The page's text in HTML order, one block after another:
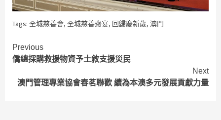
Tags: 全城慈善會, 全城慈善齋宴, 回歸慶新歲, 澳門
Continue
Reading
Previous
僑總採購救援物資予土敘支援災民
Next
澳門管理專業協會春茗聯歡 續為本澳多元發展貢獻力量